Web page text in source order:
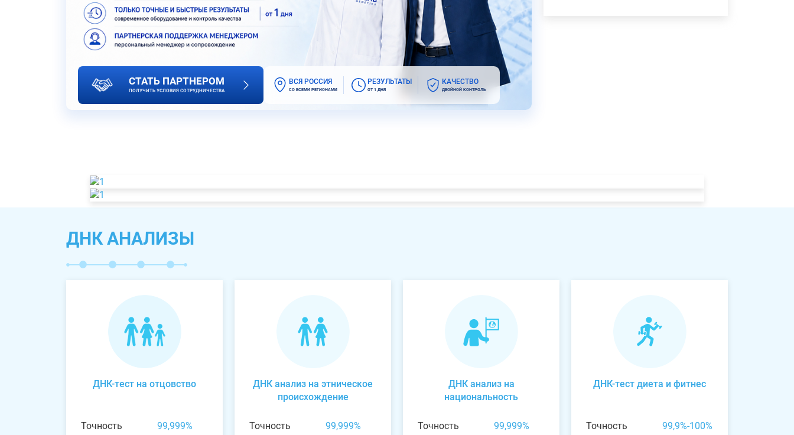
СТАТЬ ПАРТНЕРОМ
ПОЛУЧИТЬ УСЛОВИЯ СОТРУДНИЧЕСТВА
ВСЯ РОССИЯ
СО ВСЕМИ РЕГИОНАМИ
РЕЗУЛЬТАТЫ
ОТ 1 ДНЯ
КАЧЕСТВО
ДВОЙНОЙ КОНТРОЛЬ
ДНК АНАЛИЗЫ
ДНК-тест на отцовство
Точность
99,999%
ДНК анализ на этническое
происхождение
Точность
99,999%
ДНК анализ на
национальность
Точность
99,999%
ДНК-тест диета и фитнес
Точность
99,9%-100%